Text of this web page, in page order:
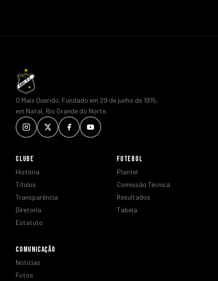
O Mais Querido. Fundado em 29 de junho de 1915,
em Natal, Rio Grande do Norte.
CLUBE
História
Títulos
Transparência
Diretoria
Estatuto
FUTEBOL
Plantel
Comissão Técnica
Resultados
Tabela
COMUNICAÇÃO
Notícias
Fotos